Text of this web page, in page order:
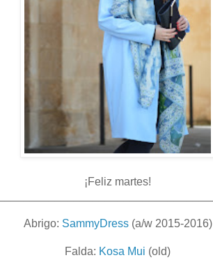
¡Feliz martes!
Abrigo: SammyDress(a/w 2015-2016)
Falda: Kosa Mui (old)